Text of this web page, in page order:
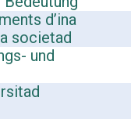
d’ina
societad
und